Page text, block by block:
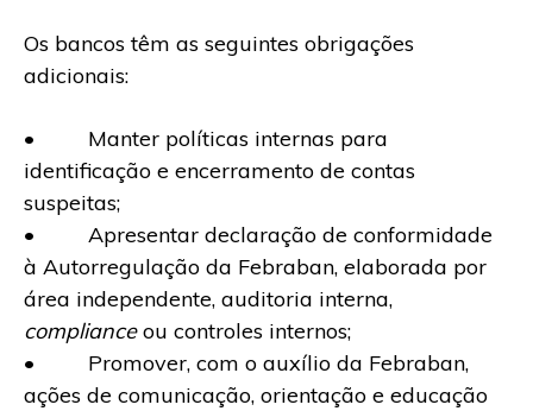
Os bancos têm as seguintes obrigações
adicionais:
• Manter políticas internas para
identificação e encerramento de contas
suspeitas;
• Apresentar declaração de conformidade
à Autorregulação da Febraban, elaborada por
área independente, auditoria interna,
complianceou controles internos;
• Promover, com o auxílio da Febraban,
ações de comunicação, orientação e educação